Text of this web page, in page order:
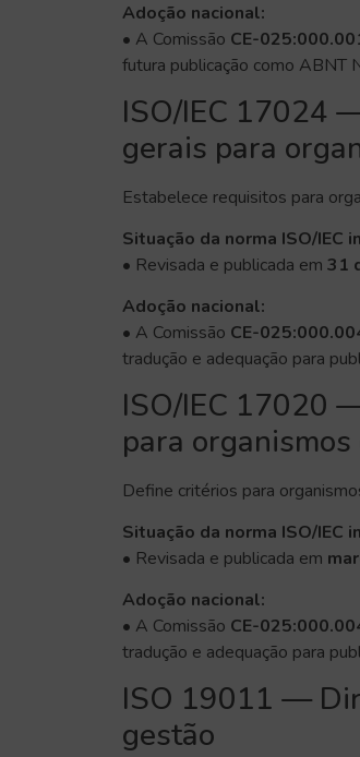
Adoção nacional:
• A Comissão CE-
futura publicação como ABNT
ISO/IEC 17024
gerais para
Estabelece requisitos para
Situação da norma ISO/IEC
• Revisada e publicada em 31
Adoção nacional:
• A Comissão CE-
tradução e adequação para
ISO/IEC 17020
para
Define critérios para
Situação da norma ISO/IEC
• Revisada e publicada em
Adoção nacional:
• A Comissão CE-
tradução e adequação para
ISO 19011 —
gestão